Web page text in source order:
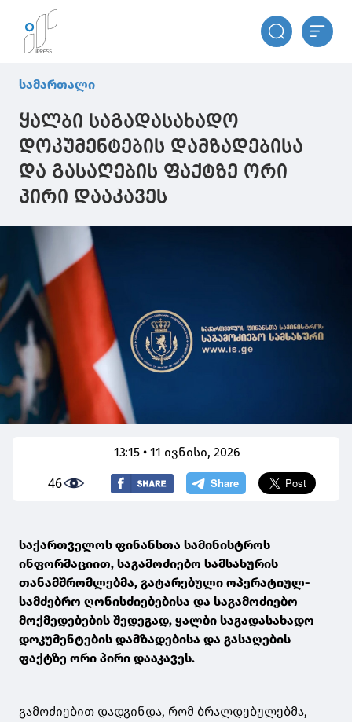
სამართალი
ყალბი საგადასახადო
დოკუმენტების დამზადებისა
და გასაღების ფაქტზე ორი
პირი დააკავეს
13:15 • 11 ივნისი, 2026
46
საქართველოს ფინანსთა სამინისტროს
ინფორმაციით, საგამოძიებო სამსახურის
თანამშრომლებმა, გატარებული ოპერატიულ-
სამძებრო ღონისძიებებისა და საგამოძიებო
მოქმედებების შედეგად, ყალბი საგადასახადო
დოკუმენტების დამზადებისა და გასაღების
ფაქტზე ორი პირი დააკავეს.
გამოძიებით დადგინდა, რომ ბრალდებულებმა,